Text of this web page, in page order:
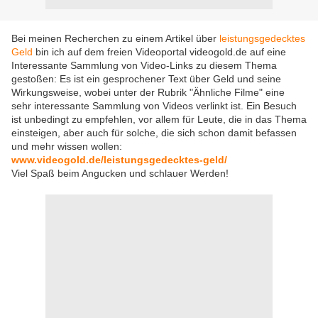
Bei meinen Recherchen zu einem Artikel über leistungsgedecktes
Geld bin ich auf dem freien Videoportal videogold.de auf eine
Interessante Sammlung von Video-Links zu diesem Thema
gestoßen: Es ist ein gesprochener Text über Geld und seine
Wirkungsweise, wobei unter der Rubrik "Ähnliche Filme" eine
sehr interessante Sammlung von Videos verlinkt ist. Ein Besuch
ist unbedingt zu empfehlen, vor allem für Leute, die in das Thema
einsteigen, aber auch für solche, die sich schon damit befassen
und mehr wissen wollen:
www.videogold.de/leistungsgedecktes-geld/
Viel Spaß beim Angucken und schlauer Werden!